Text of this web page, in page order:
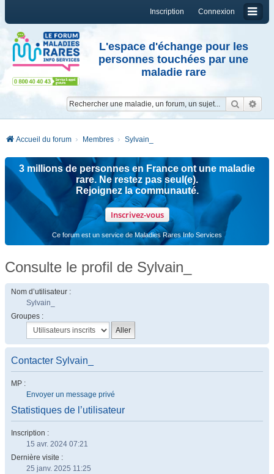
Connexion
Inscription
L'espace d'échange pour les
personnes touchées par une
maladie rare
Accueil du forum Membres Sylvain_
3 millions de personnes en France ont une maladie
rare. Ne restez pas seul(e).
Rejoignez la communauté.
Inscrivez-vous
Ce forum est un service de Maladies Rares Info Services
Consulte le profil de Sylvain_
Nom d’utilisateur :
Sylvain_
Groupes :
Contacter Sylvain_
MP :
Envoyer un message privé
Statistiques de l’utilisateur
Inscription :
15 avr. 2024 07:21
Dernière visite :
25 janv. 2025 11:25